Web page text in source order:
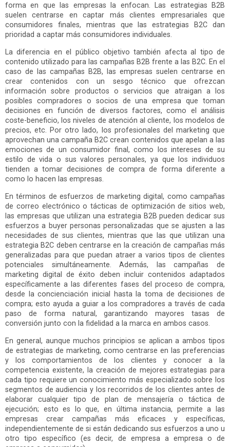
forma en que las empresas la enfocan. Las estrategias B2B
suelen centrarse en captar más clientes empresariales que
consumidores finales, mientras que las estrategias B2C dan
prioridad a captar más consumidores individuales.
La diferencia en el público objetivo también afecta al tipo de
contenido utilizado para las campañas B2B frente a las B2C. En el
caso de las campañas B2B, las empresas suelen centrarse en
crear contenidos con un sesgo técnico que ofrezcan
información sobre productos o servicios que atraigan a los
posibles compradores o socios de una empresa que toman
decisiones en función de diversos factores, como el análisis
coste-beneficio, los niveles de atención al cliente, los modelos de
precios, etc. Por otro lado, los profesionales del marketing que
aprovechan una campaña B2C crean contenidos que apelan a las
emociones de un consumidor final, como los intereses de su
estilo de vida o sus valores personales, ya que los individuos
tienden a tomar decisiones de compra de forma diferente a
como lo hacen las empresas.
En términos de esfuerzos de marketing digital, como campañas
de correo electrónico o tácticas de optimización de sitios web,
las empresas que utilizan una estrategia B2B pueden dedicar sus
esfuerzos a buyer personas personalizadas que se ajusten a las
necesidades de sus clientes, mientras que las que utilizan una
estrategia B2C deben centrarse en la creación de campañas más
generalizadas para que puedan atraer a varios tipos de clientes
potenciales simultáneamente. Además, las campañas de
marketing digital de éxito deben incluir contenidos adaptados
específicamente a las diferentes fases del proceso de compra,
desde la concienciación inicial hasta la toma de decisiones de
compra; esto ayuda a guiar a los compradores a través de cada
paso de forma natural, garantizando mayores tasas de
conversión junto con la fidelidad a la marca en ambos casos.
En general, aunque muchos principios se aplican a ambos tipos
de estrategias de marketing, como centrarse en las preferencias
y los comportamientos de los clientes y conocer a la
competencia existente, la creación de mejores estrategias para
cada tipo requiere un conocimiento más especializado sobre los
segmentos de audiencia y los recorridos de los clientes antes de
elaborar cualquier tipo de plan de mensajería o táctica de
ejecución; esto es lo que, en última instancia, permite a las
empresas crear campañas más eficaces y específicas,
independientemente de si están dedicando sus esfuerzos a uno u
otro tipo específico (es decir, de empresa a empresa o de